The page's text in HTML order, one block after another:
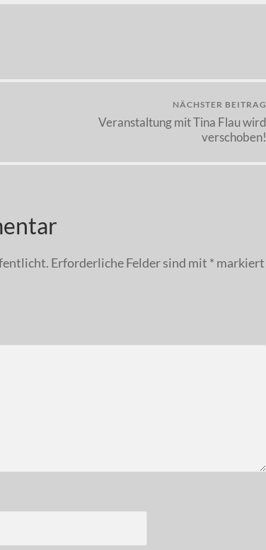
NÄCHSTER BEITRAG
Veranstaltung mit Tina Flau wird
verschoben!
Erforderliche Felder sind mit * markiert